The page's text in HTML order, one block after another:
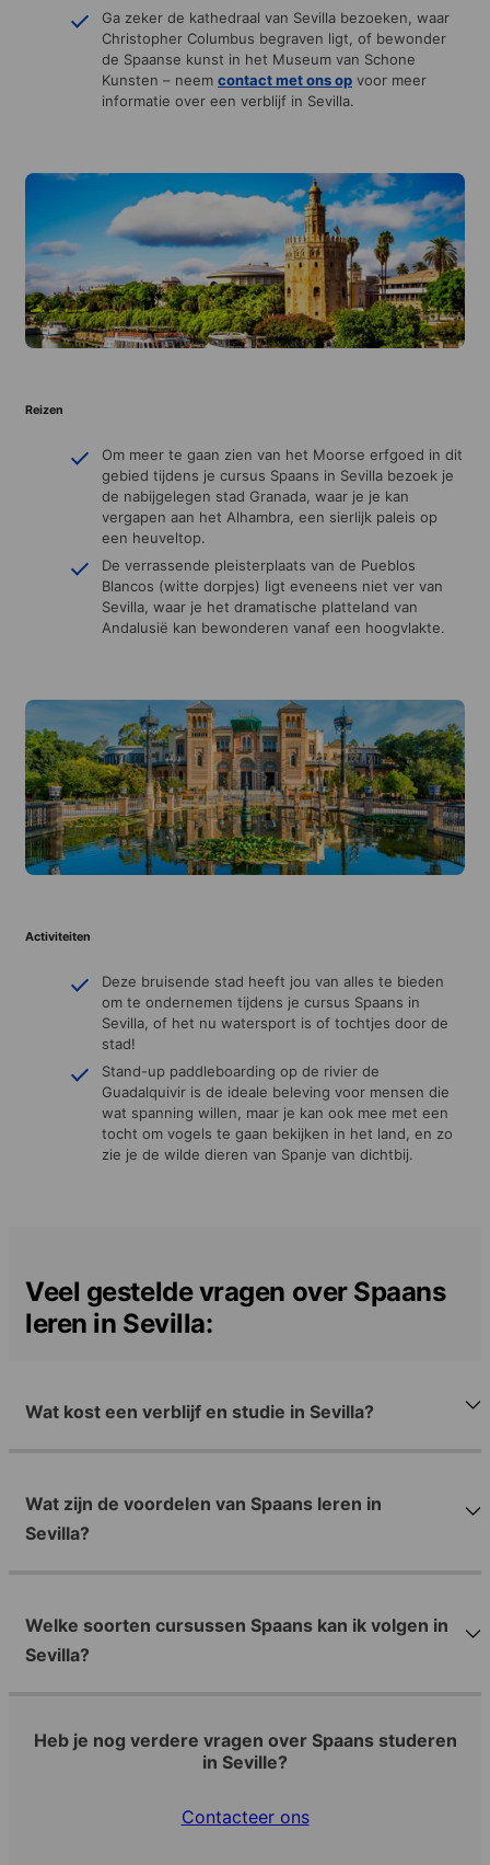
Ga zeker de kathedraal van Sevilla bezoeken, waar
Christopher Columbus begraven ligt, of bewonder
de Spaanse kunst in het Museum van Schone
Kunsten – neem contact met onsop voor meer
informatie over een verblijf in Sevilla.
Reizen
Om meer te gaan zien van het Moorse erfgoed in dit
gebied tijdens je cursus Spaans in Sevilla bezoek je
de nabijgelegen stad Granada, waar je je kan
vergapen aan het Alhambra, een sierlijk paleis op
een heuveltop.
De verrassende pleisterplaats van de Pueblos
Blancos (witte dorpjes) ligt eveneens niet ver van
Sevilla, waar je het dramatische platteland van
Andalusië kan bewonderen vanaf een hoogvlakte.
Activiteiten
Deze bruisende stad heeft jou van alles te bieden
om te ondernemen tijdens je cursus Spaans in
Sevilla, of het nu watersport is of tochtjes door de
stad!
Stand-up paddleboarding op de rivier de
Guadalquivir is de ideale beleving voor mensen die
wat spanning willen, maar je kan ook mee met een
tocht om vogels te gaan bekijken in het land, en zo
zie je de wilde dieren van Spanje van dichtbij.
Veel gestelde vragen over Spaans
leren in Sevilla:
Wat kost een verblijf en studie in Sevilla?
Wat zijn de voordelen van Spaans leren in
Sevilla?
Welke soorten cursussen Spaans kan ik volgen in
Sevilla?
Heb je nog verdere vragen over Spaans studeren
in Seville?
Contacteer ons